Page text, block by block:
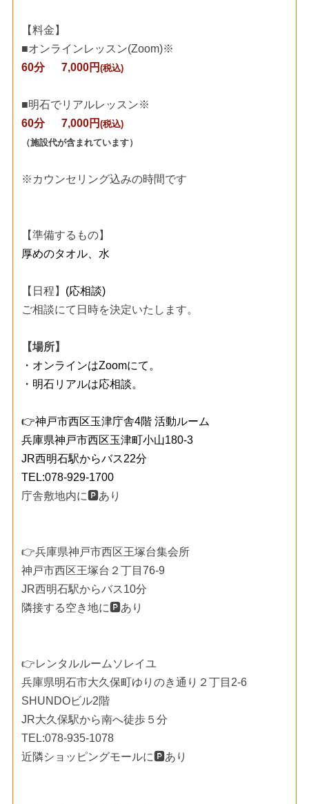
【料金】
■オンラインレッスン(Zoom)※
60分 7,000円 (税込)
■明石でリアルレッスン※
60分 7,000円 (税込)
（施設代が含まれています）
※カウンセリング込みの時間です
【準備するもの】
厚めのタオル、水
【日程】 (応相談)
ご相談にて日時を決定いたします。
【場所】
・オンラインはZoomにて。
・明石リアルは応相談。
👉神戸市西区玉津庁舎4階 活動ルーム
兵庫県神戸市西区玉津町小山180-3
JR西明石駅からバス22分
TEL:078-929-1700
庁舎敷地内に🅿️あり
👉兵庫県神戸市西区王塚台集会所
神戸市西区王塚台２丁目76-9
JR西明石駅からバス10分
隣接する空き地に🅿️あり
👉レンタルルームソレイユ
兵庫県明石市大久保町ゆりのき通り２丁目2-6
SHUNDOビル2階
JR大久保駅から南へ徒歩５分
TEL:078-935-1078
近隣ショッピングモールに🅿️あり